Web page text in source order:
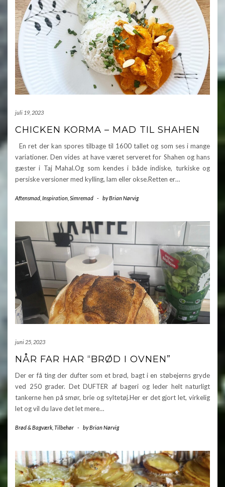
juli 19, 2023
CHICKEN KORMA – MAD TIL SHAHEN
En ret der kan spores tilbage til 1600 tallet og som ses i mange
variationer. Den vides at have været serveret for Shahen og hans
gæster i Taj Mahal.Og som kendes i både indiske, turkiske og
persiske versioner med kylling, lam eller okse.Retten er…
Aftensmad Inspiration Simremad - byBrian Nørvig
juni 25, 2023
NÅR FAR HAR “BRØD I OVNEN”
Der er få ting der dufter som et brød, bagt i en støbejerns gryde
ved 250 grader. Det DUFTER af bageri og leder helt naturligt
tankerne hen på smør, brie og syltetøj.Her er det gjort let, virkelig
let og vil du lave det let mere…
Brød & Bagværk Tilbehør - byBrian Nørvig